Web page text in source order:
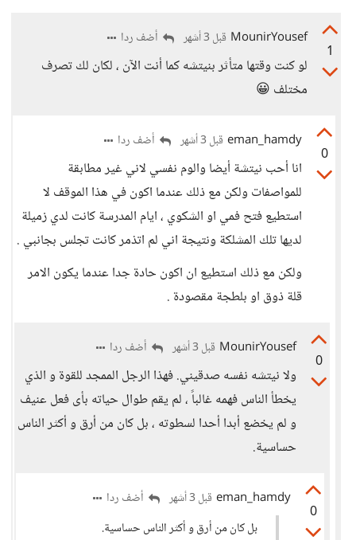
1
MounirYousef قبل 3 أشهر أضف ردا
لو كنت وقتها متأثر بنيتشه كما أنت الآن ، لكان لك تصرف
مختلف 😀
0
eman_hamdy قبل 3 أشهر أضف ردا
انا أحب نيتشة أيضا والوم نفسي لاني غير مطابقة
للمواصفات ولكن مع ذلك عندما اكون في هذا الموقف لا
استطيع فتح فمي او الشكوي ، ايام المدرسة كانت لدي زميلة
لديها تلك المشلكة ونتيجة اني لم اتذمر كانت تجلس بجانبي .
ولكن مع ذلك استطيع ان اكون حادة جدا عندما يكون الامر
قلة ذوق او بلطجة مقصودة .
0
MounirYousef قبل 3 أشهر أضف ردا
ولا نيتشه نفسه صدقيني. فهذا الرجل الممجد للقوة و الذي
يخطأ الناس فهمه غالباً ، لم يقم طوال حياته بأى فعل عنيف
و لم يخضع أبدا أحدا لسطوته ، بل كان من أرق و أكثر الناس
حساسية.
0
eman_hamdy قبل 3 أشهر
أضف ردا
بل كان من أرق و أكثر الناس حساسية.